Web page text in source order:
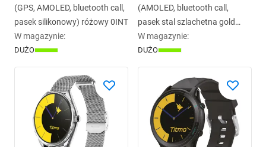
(GPS, AMOLED, bluetooth call,
pasek silikonowy) różowy 0INT
W magazynie:
DUŻO
(AMOLED, bluetooth call,
pasek stal szlachetna gold
mesh) złoty 0INT
W magazynie:
DUŻO